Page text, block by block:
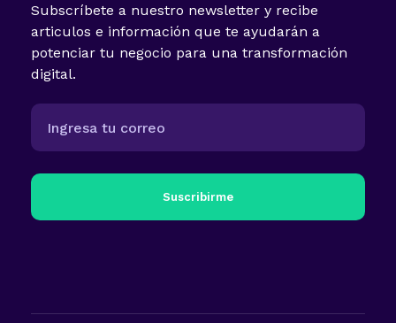
Subscríbete a nuestro newsletter y recibe
articulos e información que te ayudarán a
potenciar tu negocio para una transformación
digital.
Suscribirme